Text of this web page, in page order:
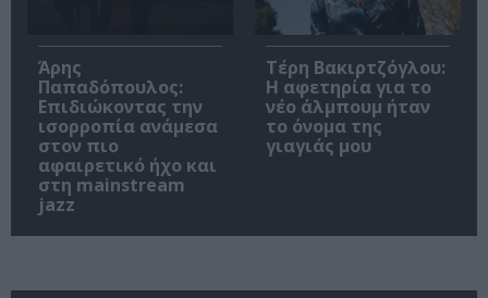
Άρης
Παπαδόπουλος:
Επιδιώκοντας την
ισορροπία ανάμεσα
στον πιο
αφαιρετικό ήχο και
στη mainstream
jazz
Τέρη Βακιρτζόγλου:
Η αφετηρία για το
νέο άλμπουμ ήταν
το όνομα της
γιαγιάς μου